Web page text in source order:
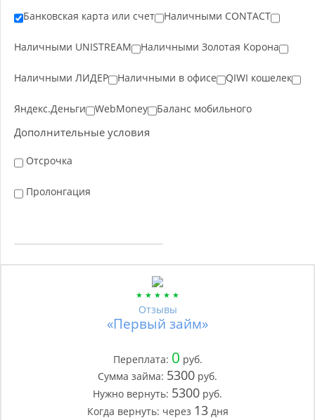
Банковская карта или счет Наличными CONTACT
Наличными UNISTREAM Наличными Золотая Корона
Наличными ЛИДЕР Наличными в офисе QIWI кошелек
Яндекс.Деньги WebMoney Баланс мобильного
Дополнительные условия
Отсрочка
Пролонгация
Отзывы
«Первый займ»
Переплата: 0 руб.
Сумма займа: 5300 руб.
Нужно вернуть: 5300 руб.
Когда вернуть: через 13дня